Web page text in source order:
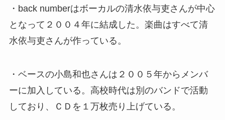
・back numberはボーカルの清水依与吏さんが中心
となって２００４年に結成した。楽曲はすべて清
水依与吏さんが作っている。
・ベースの小島和也さんは２００５年からメンバ
ーに加入している。高校時代は別のバンドで活動
しており、ＣＤを１万枚売り上げている。